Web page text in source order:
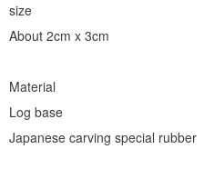
size
About 2cm x 3cm
Material
Log base
Japanese carving special rubber